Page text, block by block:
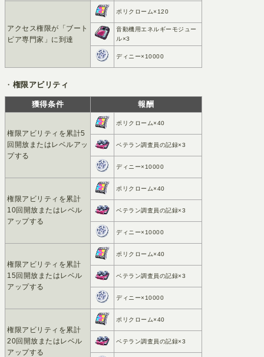
アクセス権限が「ブート
ピア専門家」に到達
ポリクローム×120
音動機用エネルギーモジュー
ル×3
ディニー×10000
・ 権限アビリティ
獲得条件 報酬
権限アビリティを累計5
回開放またはレベルアッ
プする
ポリクローム×40
ベテラン調査員の記録×3
ディニー×10000
権限アビリティを累計
10回開放またはレベル
アップする
ポリクローム×40
ベテラン調査員の記録×3
ディニー×10000
権限アビリティを累計
15回開放またはレベル
アップする
ポリクローム×40
ベテラン調査員の記録×3
ディニー×10000
権限アビリティを累計
20回開放またはレベル
アップする
ポリクローム×40
ベテラン調査員の記録×3